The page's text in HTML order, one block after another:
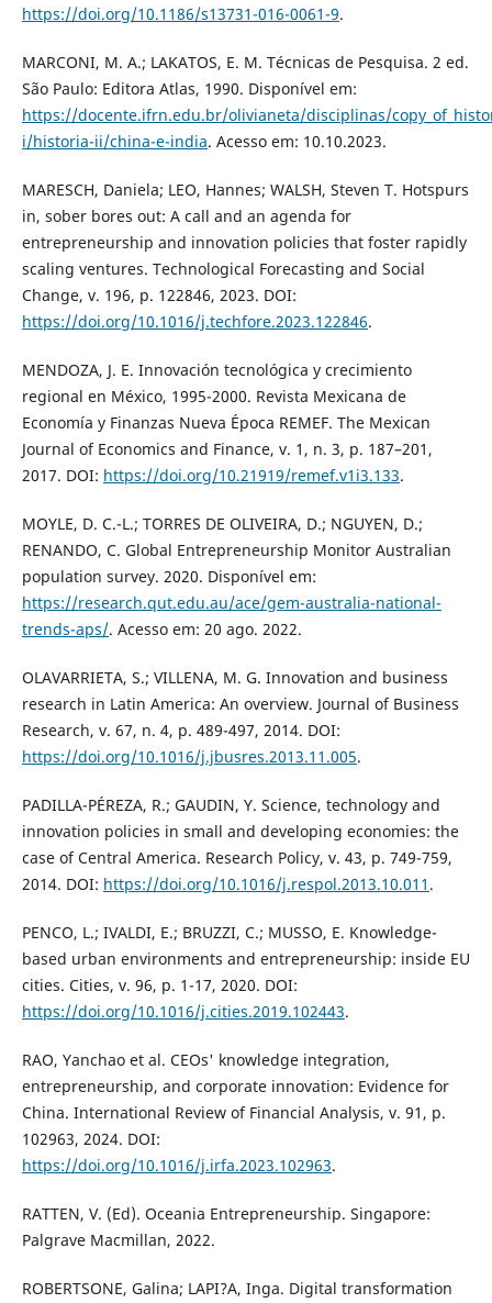
https://doi.org/10.1186/s13731-016-0061-9.
MARCONI, M. A.; LAKATOS, E. M. Técnicas de Pesquisa. 2 ed.
São Paulo: Editora Atlas, 1990. Disponível em:
https://docente.ifrn.edu.br/olivianeta/disciplinas/
i/historia-ii/china-e-india. Acesso em: 10.10.2023.
MARESCH, Daniela; LEO, Hannes; WALSH, Steven T. Hotspurs
in, sober bores out: A call and an agenda for
entrepreneurship and innovation policies that foster rapidly
scaling ventures. Technological Forecasting and Social
Change, v. 196, p. 122846, 2023. DOI:
https://doi.org/10.1016/j.techfore.2023.122846.
MENDOZA, J. E. Innovación tecnológica y crecimiento
regional en México, 1995-2000. Revista Mexicana de
Economía y Finanzas Nueva Época REMEF. The Mexican
Journal of Economics and Finance, v. 1, n. 3, p. 187–201,
2017. DOI: https://doi.org/10.21919/remef.v1i3.133.
MOYLE, D. C.-L.; TORRES DE OLIVEIRA, D.; NGUYEN, D.;
RENANDO, C. Global Entrepreneurship Monitor Australian
population survey. 2020. Disponível em:
https://research.qut.edu.au/ace/gem-australia-national-
trends-aps/. Acesso em: 20 ago. 2022.
OLAVARRIETA, S.; VILLENA, M. G. Innovation and business
research in Latin America: An overview. Journal of Business
Research, v. 67, n. 4, p. 489-497, 2014. DOI:
https://doi.org/10.1016/j.jbusres.2013.11.005.
PADILLA-PÉREZA, R.; GAUDIN, Y. Science, technology and
innovation policies in small and developing economies: the
case of Central America. Research Policy, v. 43, p. 749-759,
2014. DOI: https://doi.org/10.1016/j.respol.2013.10.011 .
PENCO, L.; IVALDI, E.; BRUZZI, C.; MUSSO, E. Knowledge-
based urban environments and entrepreneurship: inside EU
cities. Cities, v. 96, p. 1-17, 2020. DOI:
https://doi.org/10.1016/j.cities.2019.102443.
RAO, Yanchao et al. CEOs' knowledge integration,
entrepreneurship, and corporate innovation: Evidence for
China. International Review of Financial Analysis, v. 91, p.
102963, 2024. DOI:
https://doi.org/10.1016/j.irfa.2023.102963.
RATTEN, V. (Ed). Oceania Entrepreneurship. Singapore:
Palgrave Macmillan, 2022.
ROBERTSONE, Galina; LAPI?A, Inga. Digital transformation